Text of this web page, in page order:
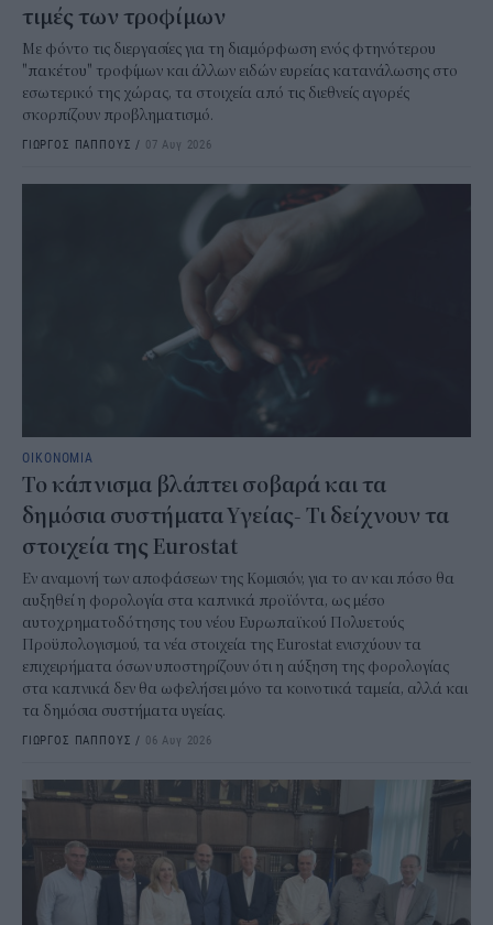
τιμές των τροφίμων
Με φόντο τις διεργασίες για τη διαμόρφωση ενός φτηνότερου
"πακέτου" τροφίμων και άλλων ειδών ευρείας κατανάλωσης στο
εσωτερικό της χώρας, τα στοιχεία από τις διεθνείς αγορές
σκορπίζουν προβληματισμό.
ΓΙΩΡΓΟΣ ΠΑΠΠΟΥΣ / 07 Αυγ 2026
ΟΙΚΟΝΟΜΙΑ
Το κάπνισμα βλάπτει σοβαρά και τα
δημόσια συστήματα Υγείας- Τι δείχνουν τα
στοιχεία της Eurostat
Εν αναμονή των αποφάσεων της Κομισιόν, για το αν και πόσο θα
αυξηθεί η φορολογία στα καπνικά προϊόντα, ως μέσο
αυτοχρηματοδότησης του νέου Ευρωπαϊκού Πολυετούς
Προϋπολογισμού, τα νέα στοιχεία της Eurostat ενισχύουν τα
επιχειρήματα όσων υποστηρίζουν ότι η αύξηση της φορολογίας
στα καπνικά δεν θα ωφελήσει μόνο τα κοινοτικά ταμεία, αλλά και
τα δημόσια συστήματα υγείας.
ΓΙΩΡΓΟΣ ΠΑΠΠΟΥΣ / 06 Αυγ 2026